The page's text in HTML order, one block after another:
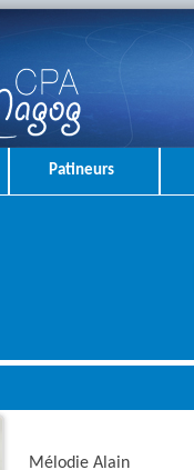
Patineurs
Mélodie Alain